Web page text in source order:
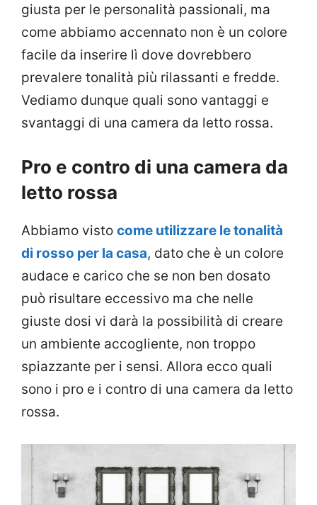
giusta per le personalità passionali, ma
come abbiamo accennato non è un colore
facile da inserire lì dove dovrebbero
prevalere tonalità più rilassanti e fredde.
Vediamo dunque quali sono vantaggi e
svantaggi di una camera da letto rossa.
Pro e contro di una camera da
letto rossa
Abbiamo visto come utilizzare le tonalità
di rosso per la casa, dato che è un colore
audace e carico che se non ben dosato
può risultare eccessivo ma che nelle
giuste dosi vi darà la possibilità di creare
un ambiente accogliente, non troppo
spiazzante per i sensi. Allora ecco quali
sono i pro e i contro di una camera da letto
rossa.